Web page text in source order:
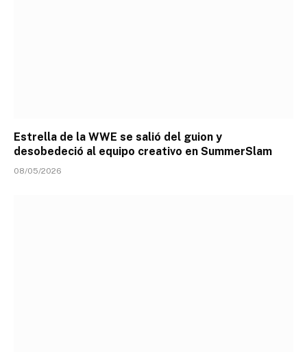
Estrella de la WWE se salió del guion y
desobedeció al equipo creativo en SummerSlam
08/05/2026